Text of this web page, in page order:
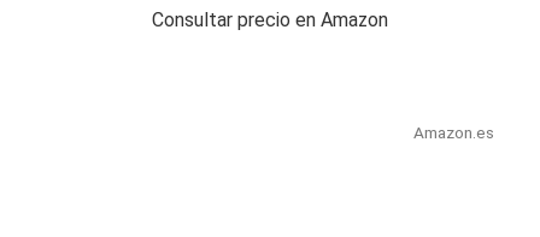
Consultar precio en Amazon
Amazon.es